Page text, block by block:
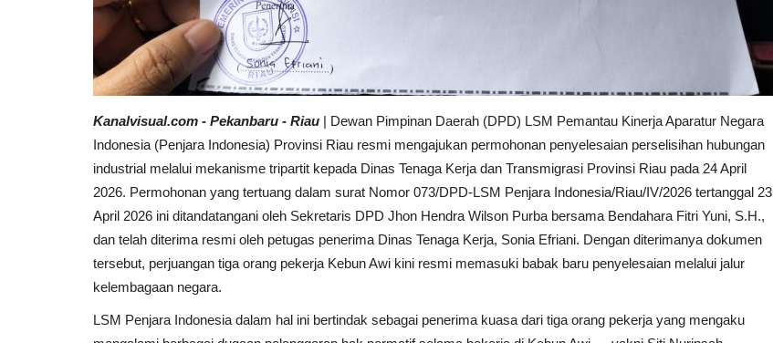
Kanalvisual.com - Pekanbaru - Riau | Dewan Pimpinan Daerah (DPD) LSM Pemantau Kinerja Aparatur Negara
Indonesia (Penjara Indonesia) Provinsi Riau resmi mengajukan permohonan penyelesaian perselisihan hubungan
industrial melalui mekanisme tripartit kepada Dinas Tenaga Kerja dan Transmigrasi Provinsi Riau pada 24 April
2026. Permohonan yang tertuang dalam surat Nomor 073/DPD-LSM Penjara Indonesia/Riau/IV/2026 tertanggal 23
April 2026 ini ditandatangani oleh Sekretaris DPD Jhon Hendra Wilson Purba bersama Bendahara Fitri Yuni, S.H.,
dan telah diterima resmi oleh petugas penerima Dinas Tenaga Kerja, Sonia Efriani. Dengan diterimanya dokumen
tersebut, perjuangan tiga orang pekerja Kebun Awi kini resmi memasuki babak baru penyelesaian melalui jalur
kelembagaan negara.
LSM Penjara Indonesia dalam hal ini bertindak sebagai penerima kuasa dari tiga orang pekerja yang mengaku